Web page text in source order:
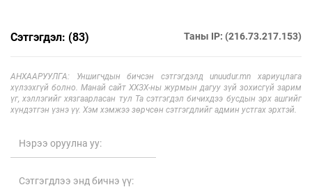
Сэтгэгдэл: (83) Таны IP: (216.73.217.153)
АНХААРУУЛГА: Уншигчдын бичсэн сэтгэгдэлд unuudur.mn хариуцлага
хүлээхгүй болно. Манай сайт ХХЗХ-ны журмын дагуу зүй зохисгүй зарим
үг, хэллэгийг хязгаарласан тул Та сэтгэгдэл бичихдээ бусдын эрх ашгийг
хүндэтгэн үзнэ үү. Хэм хэмжээ зөрчсөн сэтгэгдлийг админ устгах эрхтэй.